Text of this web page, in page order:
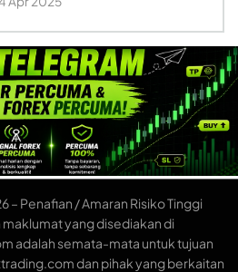
– Penafian / Amaran Risiko Tinggi
yang disediakan di
adalah semata-mata untuk tujuan
dan pihak yang berkaitan